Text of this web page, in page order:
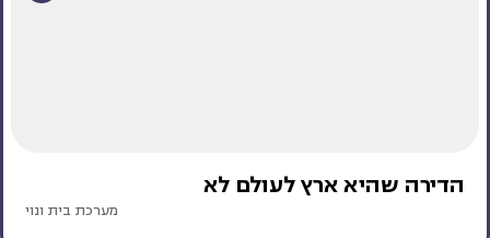
הדירה שהיא ארץ לעולם לא
מערכת בית ונוי